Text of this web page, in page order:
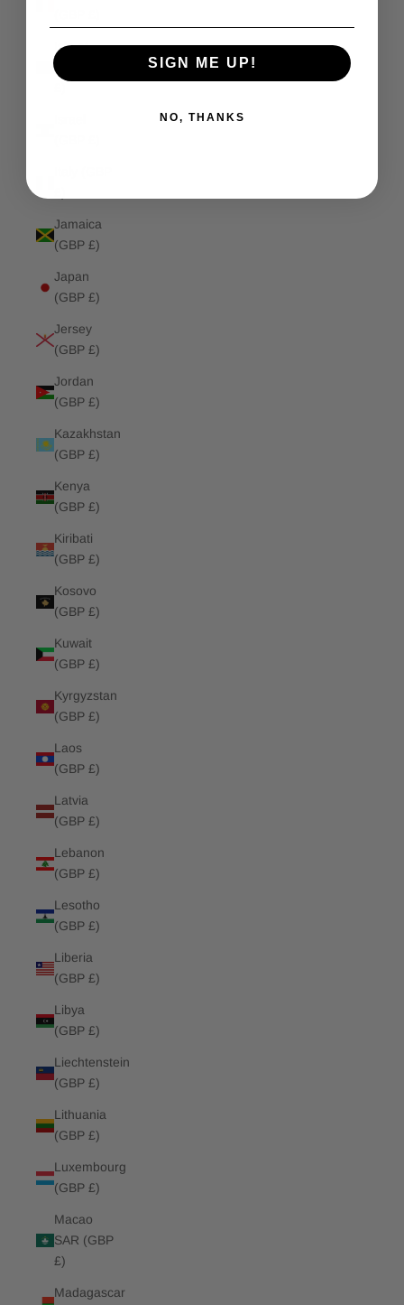
Isle of
Man (GBP
Jamaica
(GBP £)
Japan
(GBP £)
Jersey
(GBP £)
Jordan
(GBP £)
Kazakhstan
(GBP £)
Kenya
(GBP £)
Kiribati
(GBP £)
Kosovo
(GBP £)
Kuwait
(GBP £)
Kyrgyzstan
(GBP £)
Laos
(GBP £)
Latvia
(GBP £)
Lebanon
(GBP £)
Lesotho
(GBP £)
Liberia
(GBP £)
Libya
(GBP £)
Liechtenstein
(GBP £)
Lithuania
(GBP £)
Luxembourg
(GBP £)
Macao
SAR (GBP
£)
Madagascar
SIGN ME UP!
NO, THANKS